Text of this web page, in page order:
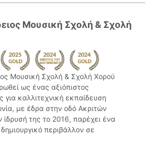
Μουσική Σχολή & Σχολή
Μουσική Σχολή & Σχολή Χορού
ως ένας αξιόπιστος
για καλλιτεχνική εκπαίδευση
με έδρα στην οδό Ακριτών
ίδρυσή της το 2016, παρέχει ένα
περιβάλλον σε